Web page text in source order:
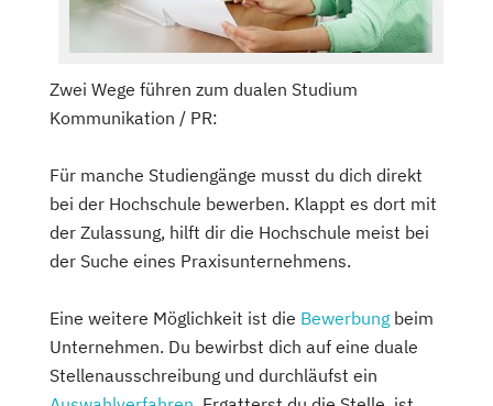
Zwei Wege führen zum dualen Studium
Kommunikation / PR:
Für manche Studiengänge musst du dich direkt
bei der Hochschule bewerben. Klappt es dort mit
der Zulassung, hilft dir die Hochschule meist bei
der Suche eines Praxisunternehmens.
Eine weitere Möglichkeit ist die Bewerbung beim
Unternehmen. Du bewirbst dich auf eine duale
Stellenausschreibung und durchläufst ein